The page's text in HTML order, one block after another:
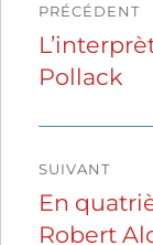
de
l’article
PRÉCÉDENT
Publication
précédente :
Pollack
SUIVANT
Publication
suivante :
En
Robert